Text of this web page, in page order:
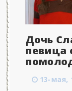
Дочь
певица
13-мая,